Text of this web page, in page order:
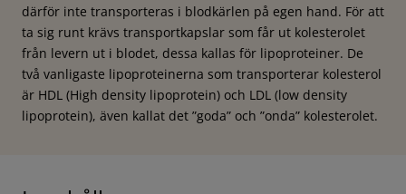
därför inte transporteras i blodkärlen på egen hand. För att
ta sig runt krävs transportkapslar som får ut kolesterolet
från levern ut i blodet, dessa kallas för lipoproteiner. De
två vanligaste lipoproteinerna som transporterar kolesterol
är HDL (High density lipoprotein) och LDL (low density
lipoprotein), även kallat det ”goda” och ”onda” kolesterolet.